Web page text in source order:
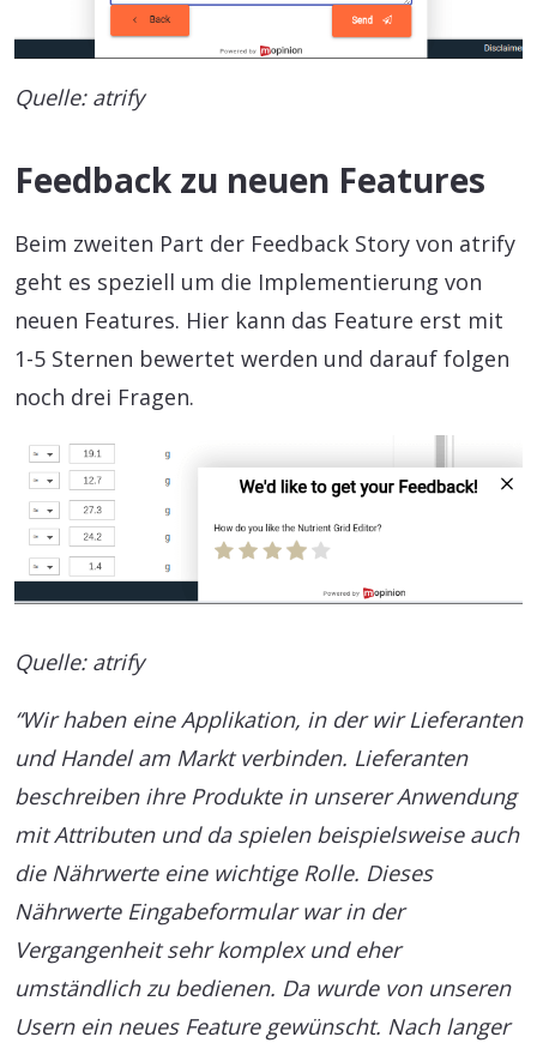
Quelle: atrify
Feedback zu neuen Features
Beim zweiten Part der Feedback Story von atrify
geht es speziell um die Implementierung von
neuen Features. Hier kann das Feature erst mit
1-5 Sternen bewertet werden und darauf folgen
noch drei Fragen.
Quelle: atrify
“Wir haben eine Applikation, in der wir Lieferanten
und Handel am Markt verbinden. Lieferanten
beschreiben ihre Produkte in unserer Anwendung
mit Attributen und da spielen beispielsweise auch
die Nährwerte eine wichtige Rolle. Dieses
Nährwerte Eingabeformular war in der
Vergangenheit sehr komplex und eher
umständlich zu bedienen. Da wurde von unseren
Usern ein neues Feature gewünscht. Nach langer